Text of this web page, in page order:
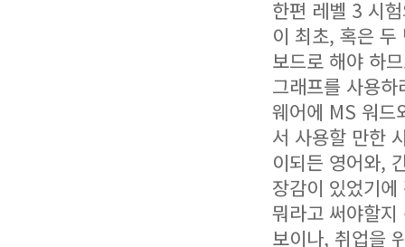
한편 레벨 3 시
이 최초, 혹은
보드로 해야 하
그래프를 사용
웨어에 MS 워드
서 사용할 만한
이되든 영어와,
장감이 있었기
뭐라고 써야할
보이나, 취업을